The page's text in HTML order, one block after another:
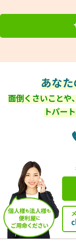
あな
面倒くさいことや
トパー